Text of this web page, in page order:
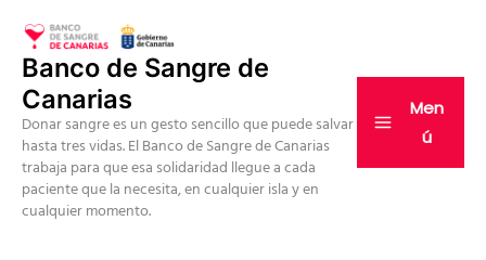
contenido
Banco de Sangre de
Canarias
Donar sangre es un gesto sencillo que puede salvar
hasta tres vidas. El Banco de Sangre de Canarias
trabaja para que esa solidaridad llegue a cada
paciente que la necesita, en cualquier isla y en
cualquier momento.
Men
ú